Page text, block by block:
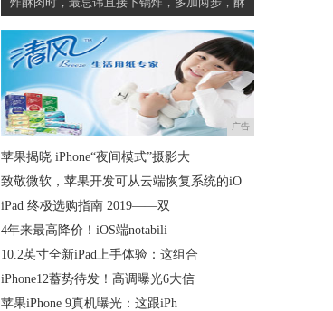
广告
苹果揭晓 iPhone“夜间模式”摄影大
致敬微软，苹果开发可从云端恢复系统的iO
​iPad 终极选购指南 2019——双
4年来最高降价！iOS端notabili
10.2英寸全新iPad上手体验：这组合
iPhone12蓄势待发！高调曝光6大信
苹果iPhone 9真机曝光：这跟iPh